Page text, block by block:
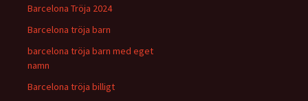
Barcelona Tröja 2024
Barcelona tröja barn
barcelona tröja barn med eget
namn
Barcelona tröja billigt